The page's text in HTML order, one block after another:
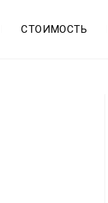
СТОИМОСТЬ